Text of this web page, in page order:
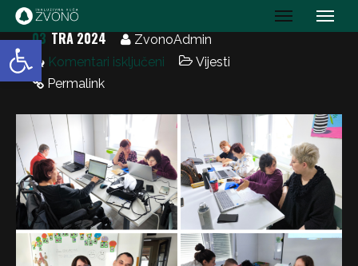
Open toolbar IK Zvono
03 TRA 2024
ZvonoAdmin
Komentari isključeni
Vijesti
Permalink